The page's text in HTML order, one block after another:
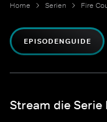
Home Serien Fire
EPISODENGUIDE
Stream die